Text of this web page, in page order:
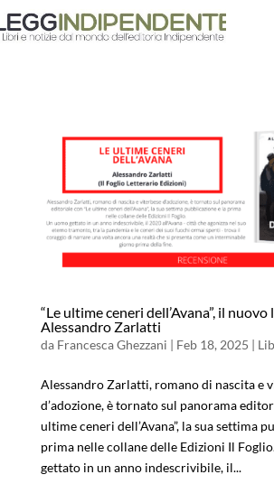
“Le ultime ceneri dell’Avana”, il nuovo
Alessandro Zarlatti
da Francesca Ghezzani | Feb 18, 2025 |
Alessandro Zarlatti, romano di nascita e
d’adozione, è tornato sul panorama
ultime ceneri dell’Avana”, la sua settima
prima nelle collane delle Edizioni Il
gettato in un anno indescrivibile, il...